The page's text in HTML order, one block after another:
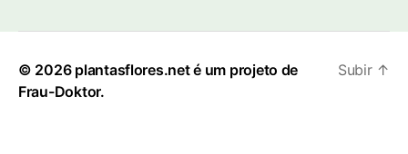
© 2026 plantasflores.net é um projeto de
Frau-Doktor.
Subir ↑